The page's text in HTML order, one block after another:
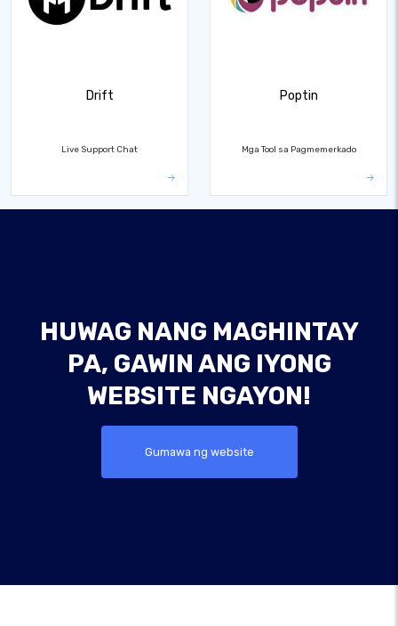
Drift
Live Support Chat
Poptin
Mga Tool sa Pagmemerkado
HUWAG NANG MAGHINTAY
PA, GAWIN ANG IYONG
WEBSITE NGAYON!
Gumawa ng website